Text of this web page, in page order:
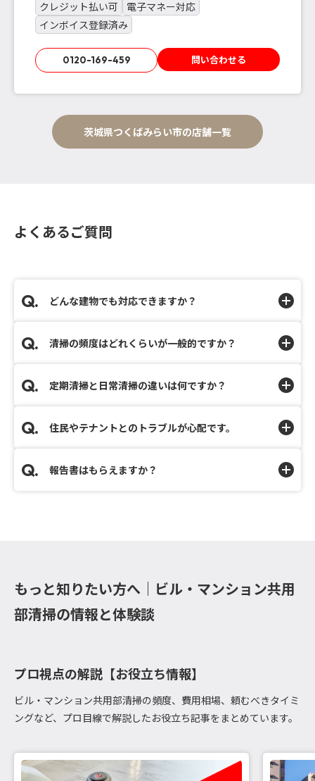
クレジット払い可
電子マネー対応
インボイス登録済み
0120-169-459 問い合わせる
茨城県つくばみらい市の店舗一覧
よくあるご質問
どんな建物でも対応できますか？
清掃の頻度はどれくらいが一般的ですか？
定期清掃と日常清掃の違いは何ですか？
住民やテナントとのトラブルが心配です。
報告書はもらえますか？
もっと知りたい方へ｜ビル・マンション共用
部清掃の情報と体験談
プロ視点の解説【お役立ち情報】
ビル・マンション共用部清掃の頻度、費用相場、頼むべきタイミ
ングなど、プロ目線で解説したお役立ち記事をまとめています。